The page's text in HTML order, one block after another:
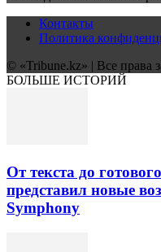
Контакты
Политика
© «Tribune.kz» | Все права
БОЛЬШЕ ИСТОРИЙ
От текста до
представил новые
Symphony